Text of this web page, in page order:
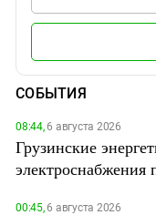
СОБЫТИЯ
08:44,6 августа 2026
Грузинские
электроснабжения
00:45,6 августа 2026